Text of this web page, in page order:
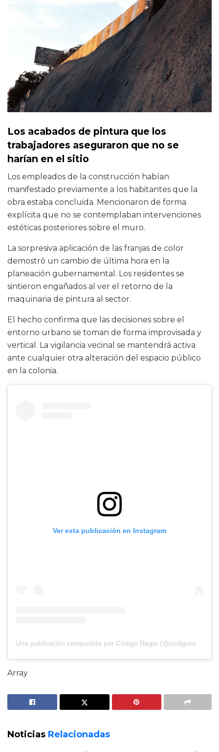
Los acabados de pintura que los
trabajadores aseguraron que no se
harían en el sitio
Los empleados de la construcción habían
manifestado previamente a los habitantes que la
obra estaba concluida. Mencionaron de forma
explícita que no se contemplaban intervenciones
estéticas posteriores sobre el muro.
La sorpresiva aplicación de las franjas de color
demostró un cambio de última hora en la
planeación gubernamental. Los residentes se
sintieron engañados al ver el retorno de la
maquinaria de pintura al sector.
El hecho confirma que las decisiones sobre el
entorno urbano se toman de forma improvisada y
vertical. La vigilancia vecinal se mantendrá activa
ante cualquier otra alteración del espacio público
en la colonia.
Ver esta publicación en Instagram
Una publicación compartida por Código Regio (@codigoregio_)
Array
Noticias Relacionadas